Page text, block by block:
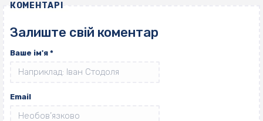
КОМЕНТАРІ
Залиште свій коментар
Ваше ім'я *
Email